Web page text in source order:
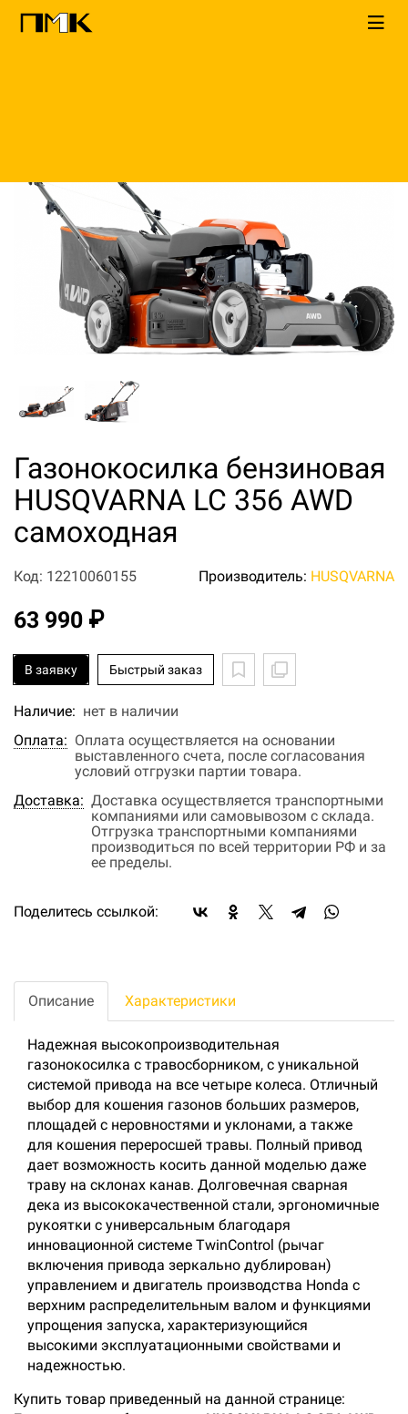
Газонокосилка бензиновая
HUSQVARNA LC 356 AWD
самоходная
Код: 12210060155 Производитель: HUSQVARNA
63 990 ₽
В заявку Быстрый заказ
Наличие: нет в наличии
Оплата: Оплата осуществляется на основании
выставленного счета, после согласования
условий отгрузки партии товара.
Доставка: Доставка осуществляется транспортными
компаниями или самовывозом с склада.
Отгрузка транспортными компаниями
производиться по всей территории РФ и за
ее пределы.
Поделитесь ссылкой:
Описание Характеристики
Надежная высокопроизводительная
газонокосилка с травосборником, с уникальной
системой привода на все четыре колеса. Отличный
выбор для кошения газонов больших размеров,
площадей с неровностями и уклонами, а также
для кошения переросшей травы. Полный привод
дает возможность косить данной моделью даже
траву на склонах канав. Долговечная сварная
дека из высококачественной стали, эргономичные
рукоятки с универсальным благодаря
инновационной системе TwinControl (рычаг
включения привода зеркально дублирован)
управлением и двигатель производства Honda с
верхним распределительным валом и функциями
упрощения запуска, характеризующийся
высокими эксплуатационными свойствами и
надежностью.
Купить товар приведенный на данной странице: